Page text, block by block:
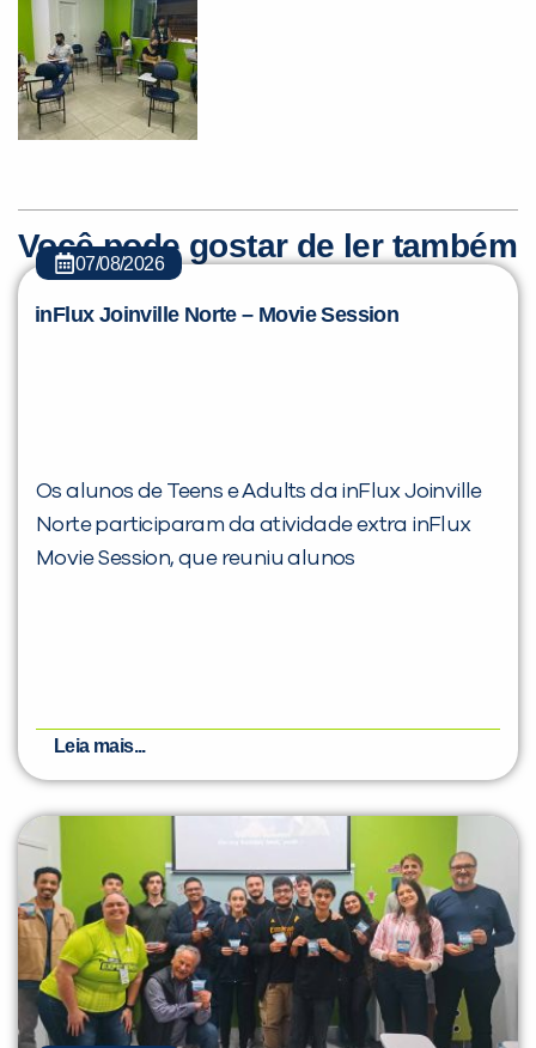
Você pode gostar de ler também
07/08/2026
inFlux Joinville Norte – Movie Session
Os alunos de Teens e Adults da inFlux Joinville
Norte participaram da atividade extra inFlux
Movie Session, que reuniu alunos
Leia mais...